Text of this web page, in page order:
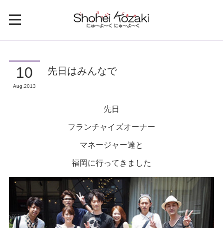
10
Aug 2013
先日はみんなで
先日
フランチャイズオーナー
マネージャー達と
福岡に行ってきました